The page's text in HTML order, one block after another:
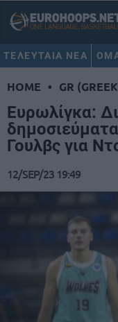
ΤΕΛΕΥΤΑΙΑ ΝΕΑ
HOME • GR
Ευρωλίγκα:
Γουλβς για
12/SEP/23 19:49